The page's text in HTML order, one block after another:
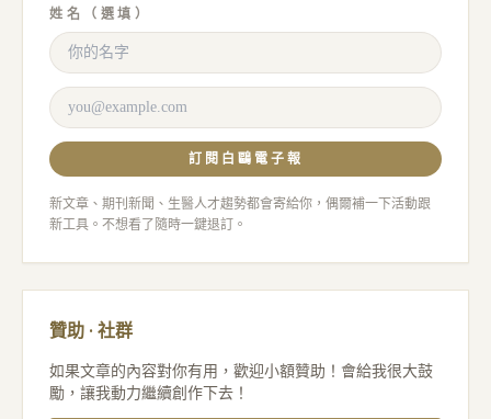
姓名（選填）
訂閱白鷗電子報
新文章、期刊新聞、生醫人才趨勢都會寄給你，偶爾補一下活動跟
新工具。不想看了隨時一鍵退訂。
贊助 · 社群
如果文章的內容對你有用，歡迎小額贊助！會給我很大鼓
勵，讓我動力繼續創作下去！